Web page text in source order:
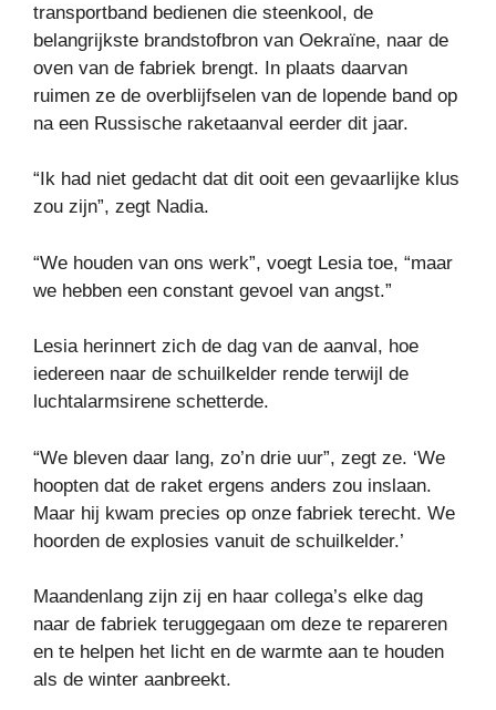
transportband bedienen die steenkool, de
belangrijkste brandstofbron van Oekraïne, naar de
oven van de fabriek brengt. In plaats daarvan
ruimen ze de overblijfselen van de lopende band op
na een Russische raketaanval eerder dit jaar.
“Ik had niet gedacht dat dit ooit een gevaarlijke klus
zou zijn”, zegt Nadia.
“We houden van ons werk”, voegt Lesia toe, “maar
we hebben een constant gevoel van angst.”
Lesia herinnert zich de dag van de aanval, hoe
iedereen naar de schuilkelder rende terwijl de
luchtalarmsirene schetterde.
“We bleven daar lang, zo’n drie uur”, zegt ze. ‘We
hoopten dat de raket ergens anders zou inslaan.
Maar hij kwam precies op onze fabriek terecht. We
hoorden de explosies vanuit de schuilkelder.’
Maandenlang zijn zij en haar collega’s elke dag
naar de fabriek teruggegaan om deze te repareren
en te helpen het licht en de warmte aan te houden
als de winter aanbreekt.